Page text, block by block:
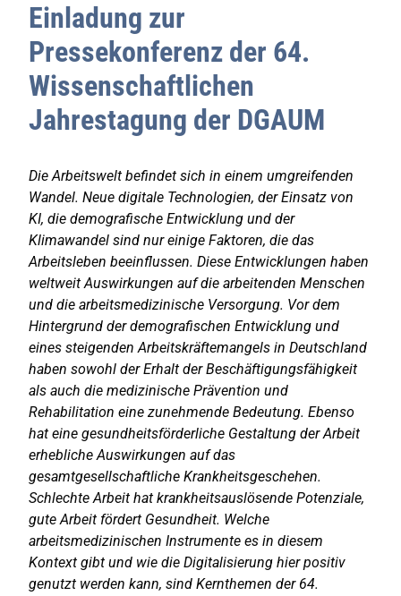
Einladung zur
Pressekonferenz der 64.
Wissenschaftlichen
Jahrestagung der DGAUM
Die Arbeitswelt befindet sich in einem umgreifenden
Wandel. Neue digitale Technologien, der Einsatz von
KI, die demografische Entwicklung und der
Klimawandel sind nur einige Faktoren, die das
Arbeitsleben beeinflussen. Diese Entwicklungen haben
weltweit Auswirkungen auf die arbeitenden Menschen
und die arbeitsmedizinische Versorgung. Vor dem
Hintergrund der demografischen Entwicklung und
eines steigenden Arbeitskräftemangels in Deutschland
haben sowohl der Erhalt der Beschäftigungsfähigkeit
als auch die medizinische Prävention und
Rehabilitation eine zunehmende Bedeutung. Ebenso
hat eine gesundheitsförderliche Gestaltung der Arbeit
erhebliche Auswirkungen auf das
gesamtgesellschaftliche Krankheitsgeschehen.
Schlechte Arbeit hat krankheitsauslösende Potenziale,
gute Arbeit fördert Gesundheit. Welche
arbeitsmedizinischen Instrumente es in diesem
Kontext gibt und wie die Digitalisierung hier positiv
genutzt werden kann, sind Kernthemen der 64.